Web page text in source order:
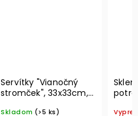
Servítky "Vianočný
stromček", 33x33cm,
Skladom (>5 ks)